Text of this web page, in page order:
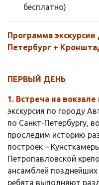
бесплатно)
Программа
Петербург +
ПЕРВЫЙ ДЕНЬ
1. Встреча на
экскурсия по городу
по Санкт-Петербургу,
проследим историю
построек –
Петропавловской
ансамблей
ребята выполняют